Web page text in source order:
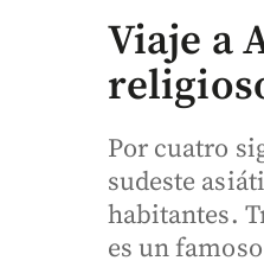
Viaje a
Por cuatro
sudeste
habitantes.
es un